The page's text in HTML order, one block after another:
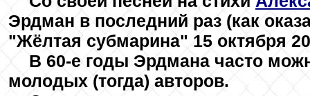
Эрдман в последний раз (как
"Жёлтая субмарина" 15 октября
В 60-е годы Эрдмана часто
молодых (тогда) авторов.